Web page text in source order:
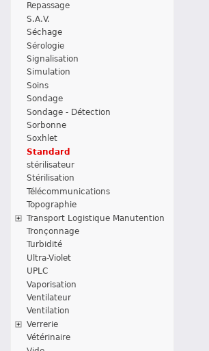
Repassage
S.A.V.
Séchage
Sérologie
Signalisation
Simulation
Soins
Sondage
Sondage - Détection
Sorbonne
Soxhlet
Standard
stérilisateur
Stérilisation
Télécommunications
Topographie
Transport Logistique Manutention
Tronçonnage
Turbidité
Ultra-Violet
UPLC
Vaporisation
Ventilateur
Ventilation
Verrerie
Vétérinaire